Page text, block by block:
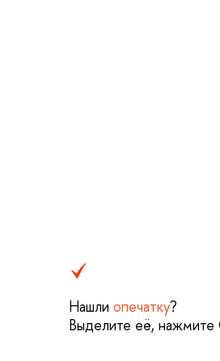
Нашли опечатку?
Выделите её, нажмите